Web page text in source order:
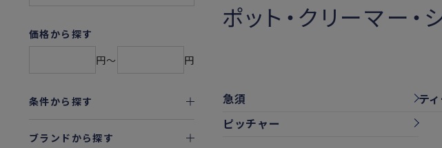
価格から探す
円〜
円
条件から探す
ブランドから探す
ポット・クリーマー・
急須 テ
ピッチャー